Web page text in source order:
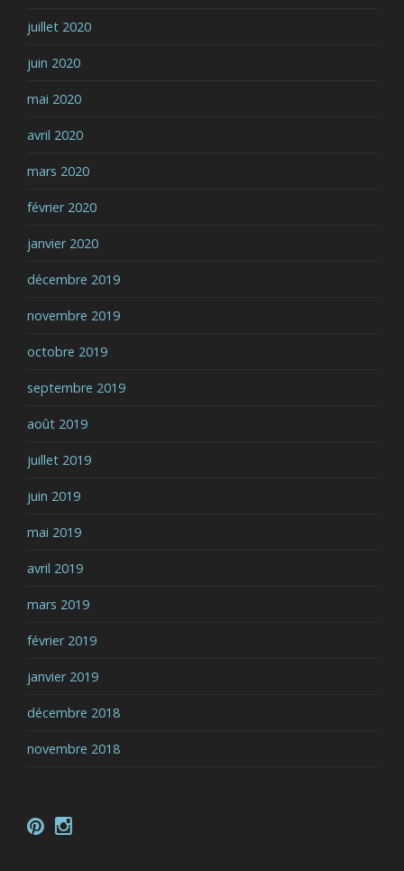
juillet 2020
juin 2020
mai 2020
avril 2020
mars 2020
février 2020
janvier 2020
décembre 2019
novembre 2019
octobre 2019
septembre 2019
août 2019
juillet 2019
juin 2019
mai 2019
avril 2019
mars 2019
février 2019
janvier 2019
décembre 2018
novembre 2018